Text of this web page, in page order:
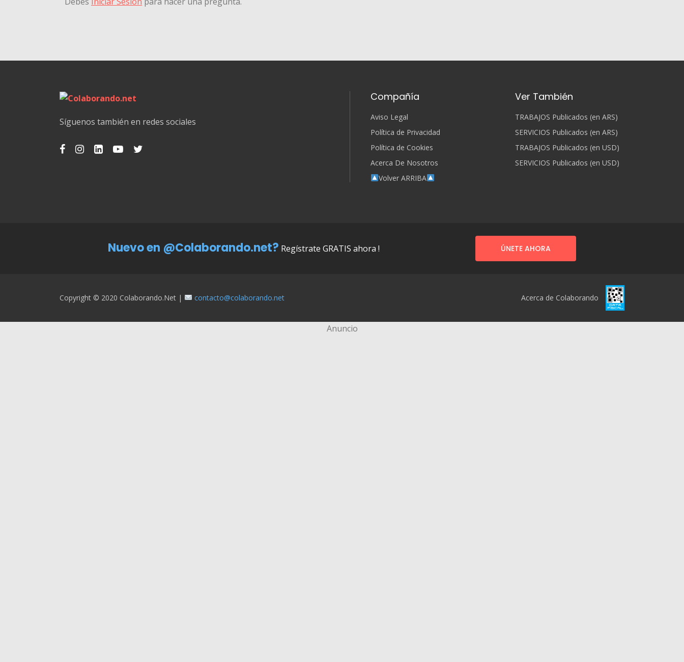
Síguenos también en redes sociales
Compañía
Aviso Legal
Política de Privacidad
Política de Cookies
Acerca De Nosotros
Volver ARRIBA
Ver También
TRABAJOS Publicados (en ARS)
SERVICIOS Publicados (en ARS)
TRABAJOS Publicados (en USD)
SERVICIOS Publicados (en USD)
Nuevo en @Colaborando.net? Regístrate GRATIS ahora ! ÚNETE AHORA
Copyright © 2020 Colaborando.net | contacto@colaborando.net Acerca de Colaborando
Anuncio